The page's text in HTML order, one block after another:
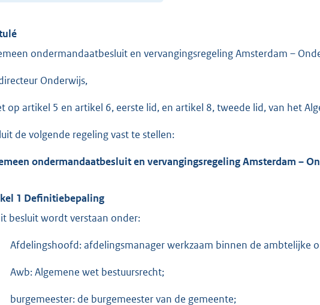
ondermandaatbesluit en vervangingsregeling Amsterdam –
Onderwijs,
op artikel 5 en artikel 6, eerste lid, en artikel 8, tweede lid, van het
de volgende regeling vast te stellen:
ondermandaatbesluit en vervangingsregeling Amsterdam –
1 Definitiebepaling
besluit wordt verstaan onder:
Afdelingshoofd: afdelingsmanager werkzaam binnen de ambtelijke
Awb: Algemene wet bestuursrecht;
burgemeester: de burgemeester van de gemeente;